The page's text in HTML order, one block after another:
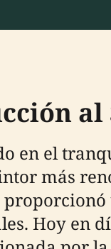
al
en el
más
Hoy en